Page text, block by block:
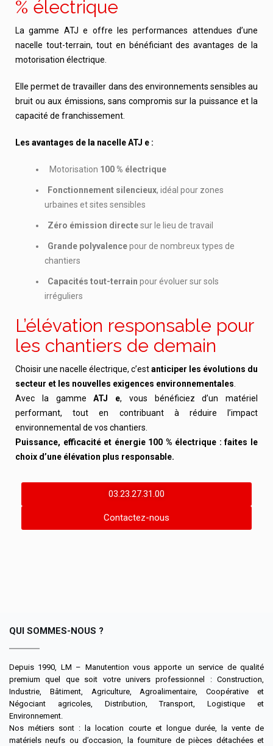
% électrique
La gamme ATJ e offre les performances attendues d’une
nacelle tout-terrain, tout en bénéficiant des avantages de la
motorisation électrique.
Elle permet de travailler dans des environnements sensibles au
bruit ou aux émissions, sans compromis sur la puissance et la
capacité de franchissement.
Les avantages de la nacelle ATJ e :
Motorisation 100 % électrique
Fonctionnement silencieux, idéal pour zones
urbaines et sites sensibles
Zéro émission directesur le lieu de travail
Grande polyvalencepour de nombreux types de
chantiers
Capacités tout-terrain pour évoluer sur sols
irréguliers
L’élévation responsable pour
les chantiers de demain
Choisir une nacelle électrique, c’estanticiper les évolutions du
secteur et les nouvelles exigences environnementales
Avec la gammeATJ e, vous bénéficiez d’un matériel
performant, tout en contribuant à réduire l’impact
environnemental de vos chantiers.
Puissance, efficacité et énergie 100 % électrique : faites le
choix d’une élévation plus responsable.
03.23.27.31.00
Contactez-nous
QUI SOMMES-NOUS ?
Depuis 1990, LM – Manutention vous apporte un service de qualité
premium quel que soit votre univers professionnel : Construction,
Industrie, Bâtiment, Agriculture, Agroalimentaire, Coopérative et
Négociant agricoles, Distribution, Transport, Logistique et
Environnement.
Nos métiers sont : la location courte et longue durée, la vente de
matériels neufs ou d’occasion, la fourniture de pièces détachées et